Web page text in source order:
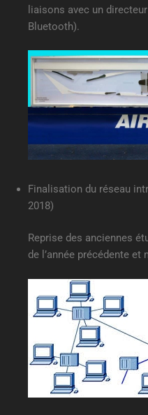
liaisons avec un
Bluetooth).
Finalisation du réseau
2018)
Reprise des anciennes
de l’année précédente et